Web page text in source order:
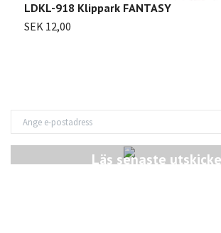
Läs senaste
LDKL-918 Klippark FANTASY
SEK 12,00